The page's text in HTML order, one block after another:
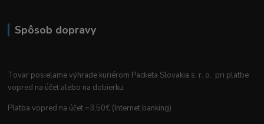
Spôsob dopravy
Tovar posielame výhrade kuriérom Packeta Slovakia s. r. o. pri platbe
vopred na účet alebo na dobierku.
Platba vopred na účet =3,50€ (Internet banking)